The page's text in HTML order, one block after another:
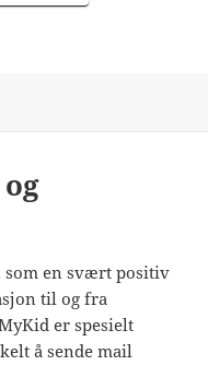
en svært positiv
til og fra
er spesielt
å sende mail